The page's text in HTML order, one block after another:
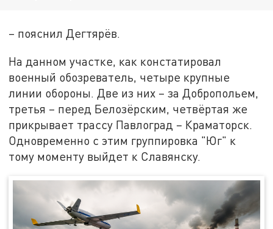
– пояснил Дегтярёв.
На данном участке, как констатировал
военный обозреватель, четыре крупные
линии обороны. Две из них – за Добропольем,
третья – перед Белозёрским, четвёртая же
прикрывает трассу Павлоград – Краматорск.
Одновременно с этим группировка "Юг" к
тому моменту выйдет к Славянску.